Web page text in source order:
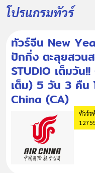
โปรแกรมทัวร์
ทัวร์จีน New
ปักกิ่ง ตะลุยสวน
STUDIO เต็มวัน
เต็ม) 5 วัน 3 คืน
China (CA)
ทัวร์ร